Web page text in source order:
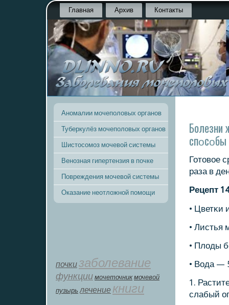
Главная Архив Контакты
Аномалии мочеполовых органов
Туберкулёз мочеполовых органов
Шистосомоз мочевой системы
Венозная гипертензия в почке
Повреждения мочевой системы
Оказание неотложной помощи
почкизаболевание
функции мοчеточник мочевой
пузырь лечение книги
Болезни
спοсοбы
Готовое
раза в
Рецепт 14
• Цветκи
• Листья
• Плоды
• Вода —
1.
слабый